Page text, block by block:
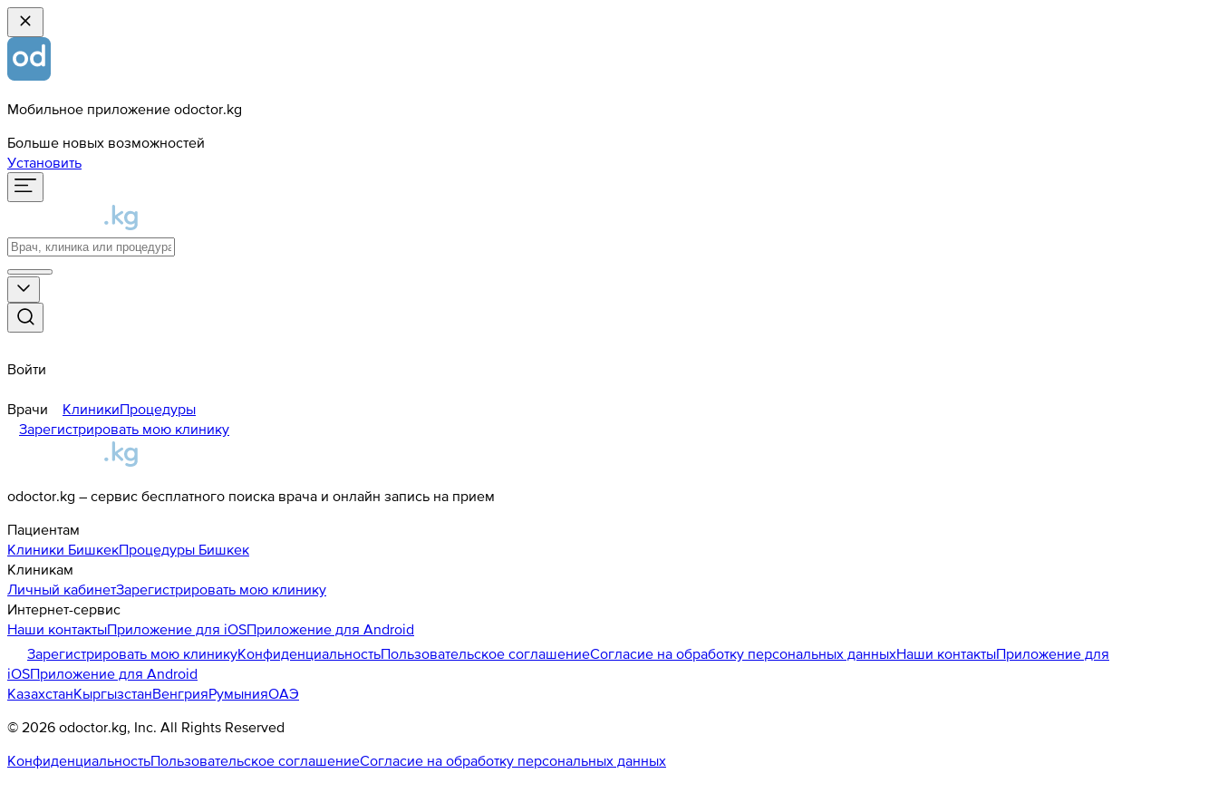
Мобильное приложение odoctor.kg
Больше новых возможностей
Установить
Войти
Врачи КлиникиПроцедуры
Зарегистрировать мою клинику
odoctor.kg – сервис бесплатного поиска врача и онлайн запись на прием
Пациентам
Клиники БишкекПроцедуры Бишкек
Клиникам
Личный кабинетЗарегистрировать мою клинику
Интернет-сервис
Наши контактыПриложение для iOSПриложение для Android
Зарегистрировать мою клиникуКонфиденциальностьПользовательское соглашениеСогласие на обработку персональных данныхНаши контактыПриложение для
iOSПриложение для Android
КазахстанКыргызстанВенгрияРумынияОАЭ
© 2026 odoctor.kg, Inc. All Rights Reserved
КонфиденциальностьПользовательское соглашениеСогласие на обработку персональных данных